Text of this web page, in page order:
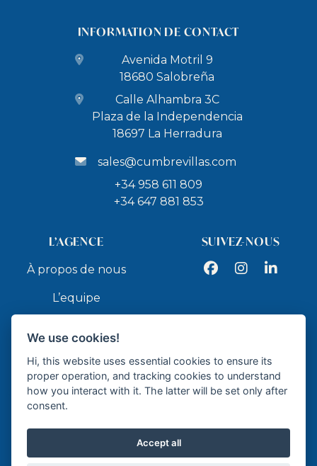
INFORMATION DE CONTACT
Avenida Motril 9
18680 Salobreña
Calle Alhambra 3C
Plaza de la Independencia
18697 La Herradura
sales@cumbrevillas.com
+34 958 611 809
+34 647 881 853
L’AGENCE
À propos de nous
L’equipe
Contact
SUIVEZ-NOUS
FacebookInstagramLinkedIn
We use cookies!
Hi, this website uses essential cookies to ensure its
proper operation, and tracking cookies to understand
how you interact with it. The latter will be set only after
consent.
Accept all